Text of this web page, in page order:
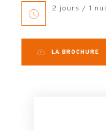
2 jours / 1
LA BROCHURE